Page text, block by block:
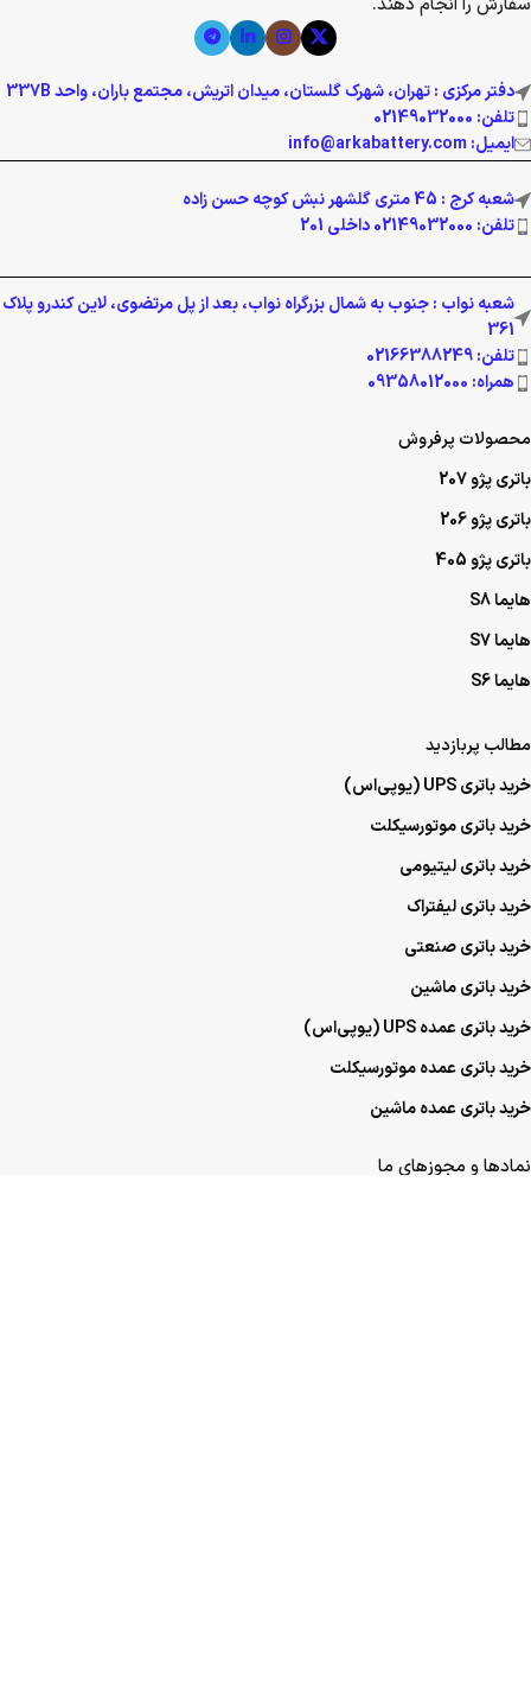
دفتر مرکزی : تهران، شهرک گلستان، میدان اتریش، مجتمع باران، واحد 337B
شعبه کرج : 45 متری گلشهر نبش کوچه حسن زاده
تلفن: 02149032000 داخلی 201
شعبه نواب : جنوب به شمال بزرگراه نواب، بعد از پل مرتضوی، لاین کندرو پلاک
تلفن: 02166388249
همراه: 09358012000
محصولات پرفروش
باتری پژو 206
باتری پژو 405
هایما S8
هایما S7
هایما S6
مطالب پربازدید
خرید باتری موتورسیکلت
خرید باتری لیتیومی
خرید باتری لیفتراک
خرید باتری صنعتی
خرید باتری ماشین
خرید باتری عمده UPS (یو‌پی‌اس)
خرید باتری عمده موتورسیکلت
خرید باتری عمده ماشین